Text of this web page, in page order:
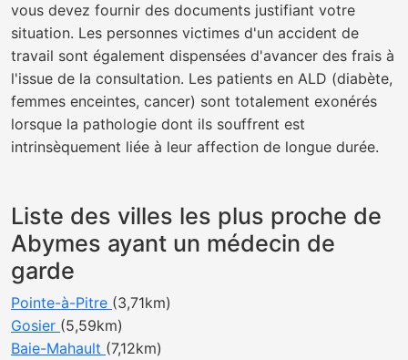
vous devez fournir des documents justifiant votre
situation. Les personnes victimes d'un accident de
travail sont également dispensées d'avancer des frais à
l'issue de la consultation. Les patients en ALD (diabète,
femmes enceintes, cancer) sont totalement exonérés
lorsque la pathologie dont ils souffrent est
intrinsèquement liée à leur affection de longue durée.
Liste des villes les plus proche de
Abymes ayant un médecin de
garde
Pointe-à-Pitre (3,71km)
Gosier (5,59km)
Baie-Mahault (7,12km)